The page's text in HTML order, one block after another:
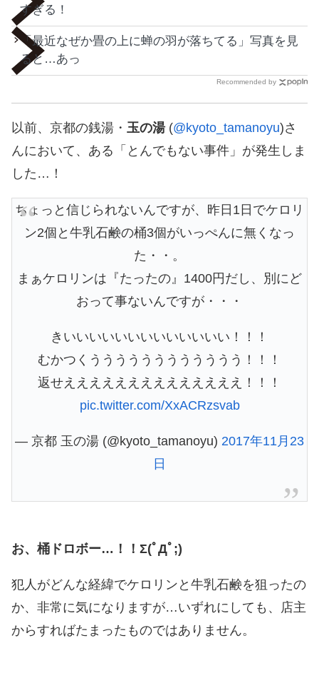
すぎる！
「最近なぜか畳の上に蝉の羽が落ちてる」写真を見
ると…あっ
Recommended by
以前、京都の銭湯・ 玉の湯(@kyoto_tamanoyu)さ
んにおいて、ある「とんでもない事件」が発生しま
した…！
ちょっと信じられないんですが、昨日1日でケロリ
ン2個と牛乳石鹸の桶3個がいっぺんに無くなっ
た・・。
まぁケロリンは『たったの』1400円だし、別にど
おって事ないんですが・・・
きいいいいいいいいいいいいい！！！
むかつくうううううううううううう！！！
返せええええええええええええええ！！！
pic.twitter.com/XxACRzsvab
— 京都 玉の湯 (@kyoto_tamanoyu) 2017年11月23
日
お、桶ドロボー…！！Σ(ﾟДﾟ;)
犯人がどんな経緯でケロリンと牛乳石鹸を狙ったの
か、非常に気になりますが…いずれにしても、店主
からすればたまったものではありません。